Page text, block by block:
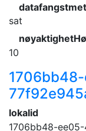
sat
10
lokalid
1706bb48-